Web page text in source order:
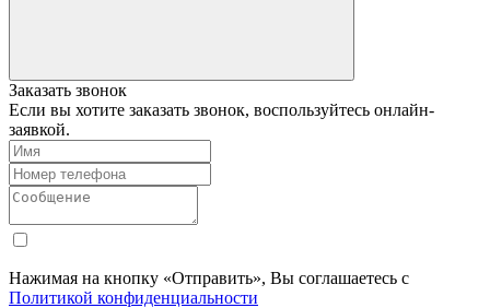
Заказать звонок
Если вы хотите заказать звонок, воспользуйтесь онлайн-
заявкой.
Нажимая на кнопку «Отправить», Вы соглашаетесь с
Политикой конфиденциальности